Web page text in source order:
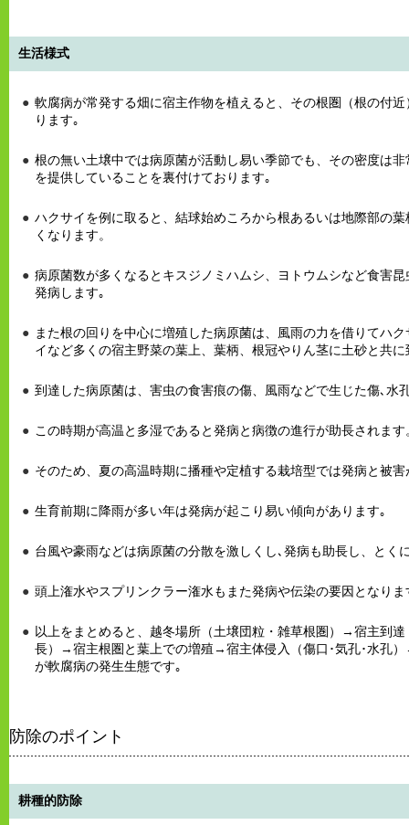
生活様式
軟腐病が常発する畑に宿主作物を植えると、その根圏（根の付
ります｡
根の無い土壌中では病原菌が活動し易い季節でも、その密度は
を提供していることを裏付けております｡
ハクサイを例に取ると、結球始めころから根あるいは地際部の
くなります。
病原菌数が多くなるとキスジノミハムシ、ヨトウムシなど食害
発病します｡
また根の回りを中心に増殖した病原菌は、風雨の力を借りてハ
イなど多くの宿主野菜の葉上、葉柄、根冠やりん茎に土砂と共
到達した病原菌は、害虫の食害痕の傷、風雨などで生じた傷､水
この時期が高温と多湿であると発病と病徴の進行が助長されます
そのため、夏の高温時期に播種や定植する栽培型では発病と被
生育前期に降雨が多い年は発病が起こり易い傾向があります｡
台風や豪雨などは病原菌の分散を激しくし､発病も助長し、とく
頭上潅水やスプリンクラー潅水もまた発病や伝染の要因となりま
以上をまとめると、越冬場所（土壌団粒・雑草根圏）→宿主到
長）→宿主根圏と葉上での増殖→宿主体侵入（傷口･気孔･水孔
が軟腐病の発生生態です｡
防除のポイント
耕種的防除